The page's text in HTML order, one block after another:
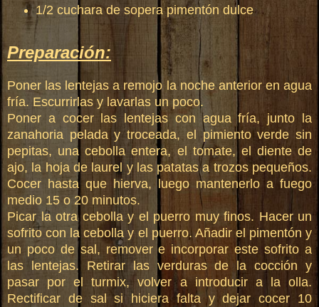
1/2 cuchara de sopera pimentón dulce
Preparación:
Poner las lentejas a remojo la noche anterior en agua
fría. Escurrirlas y lavarlas un poco.
Poner a cocer las lentejas con agua fría, junto la
zanahoria pelada y troceada, el pimiento verde sin
pepitas, una cebolla entera, el tomate, el diente de
ajo, la hoja de laurel y las patatas a trozos pequeños.
Cocer hasta que hierva, luego mantenerlo a fuego
medio 15 o 20 minutos.
Picar la otra cebolla y el puerro muy finos. Hacer un
sofrito con la cebolla y el puerro. Añadir el pimentón y
un poco de sal, remover e incorporar este sofrito a
las lentejas. Retirar las verduras de la cocción y
pasar por el turmix, volver a introducir a la olla.
Rectificar de sal si hiciera falta y dejar cocer 10